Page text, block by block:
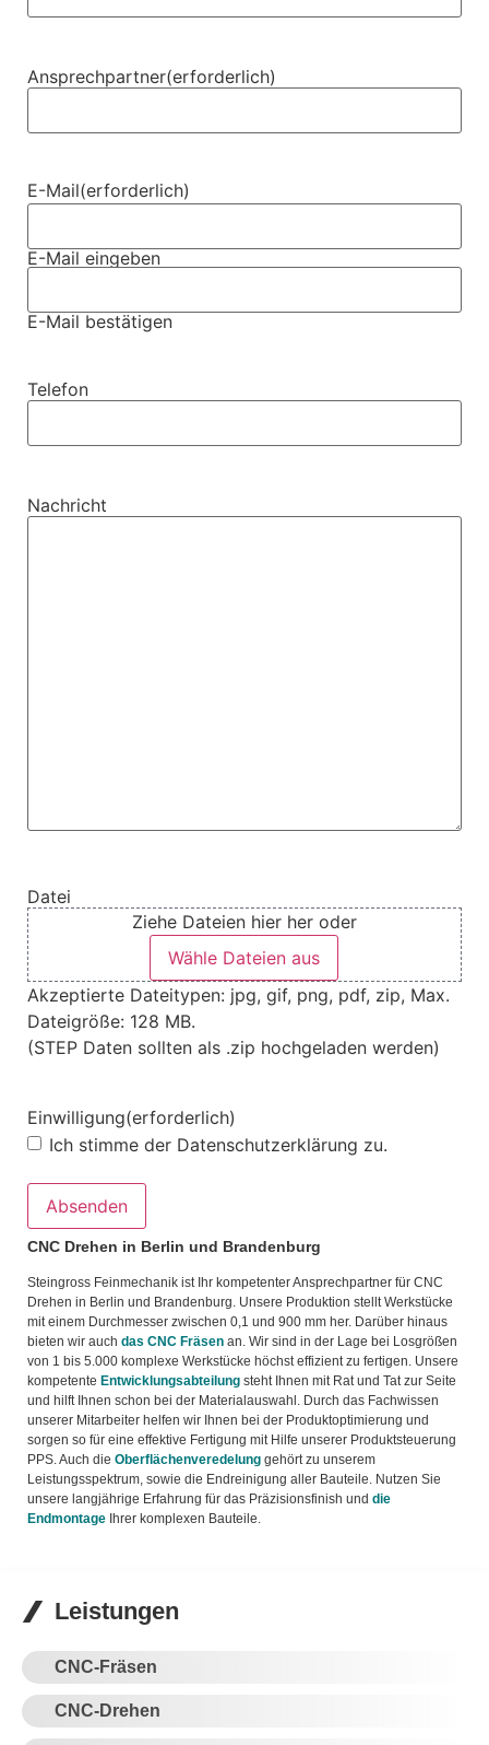
Ansprechpartner(erforderlich)
E-Mail(erforderlich)
E-Mail eingeben
E-Mail bestätigen
Telefon
Nachricht
Datei
Ziehe Dateien hier her oder
Wähle Dateien aus
Akzeptierte Dateitypen: jpg, gif, png, pdf, zip, Max.
Dateigröße: 128 MB.
(STEP Daten sollten als .zip hochgeladen werden)
Einwilligung(erforderlich)
Ich stimme der Datenschutzerklärung zu.
CNC Drehen in Berlin und Brandenburg
Steingross Feinmechanik ist Ihr kompetenter Ansprechpartner für CNC
Drehen in Berlin und Brandenburg. Unsere Produktion stellt Werkstücke
mit einem Durchmesser zwischen 0,1 und 900 mm her. Darüber hinaus
bieten wir auch das CNC Fräsen an. Wir sind in der Lage bei Losgrößen
von 1 bis 5.000 komplexe Werkstücke höchst effizient zu fertigen. Unsere
kompetente Entwicklungsabteilung steht Ihnen mit Rat und Tat zur Seite
und hilft Ihnen schon bei der Materialauswahl. Durch das Fachwissen
unserer Mitarbeiter helfen wir Ihnen bei der Produktoptimierung und
sorgen so für eine effektive Fertigung mit Hilfe unserer Produktsteuerung
PPS. Auch die Oberflächenveredelung gehört zu unserem
Leistungsspektrum, sowie die Endreinigung aller Bauteile. Nutzen Sie
unsere langjährige Erfahrung für das Präzisionsfinish und die
Endmontage Ihrer komplexen Bauteile.
Leistungen
CNC-Fräsen
CNC-Drehen